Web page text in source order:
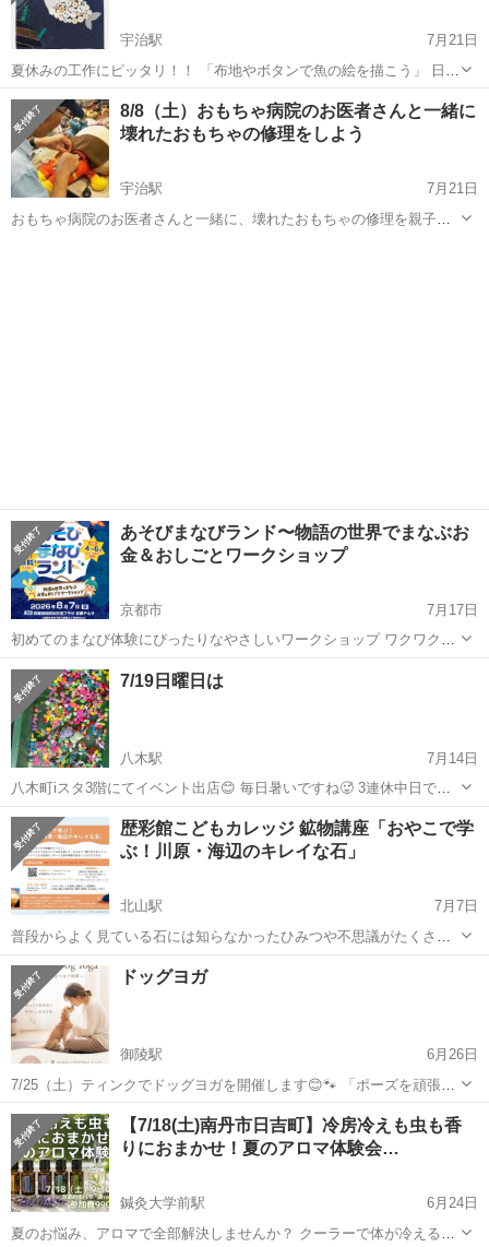
宇治駅
7月21日
夏休みの工作にピッタリ！！ 「布地やボタンで魚の絵を描こう」 日
時：7月26日（日）10時～12時 定員：5組（親子） 参加料：500円 ※
小学生以上対象 教室に空きがあるため、先着順で受付中（0774-...
京都 宇治市 宇治駅 ワークショップ 参加者募集
8/8（土）おもちゃ病院のお医者さんと一緒に
壊れたおもちゃの修理をしよう
宇治駅
7月21日
おもちゃ病院のお医者さんと一緒に、壊れたおもちゃの修理を親子で
あそびまなびランド〜物語の世界でまなぶお
金＆おしごとワークショップ
京都市
7月17日
初めてのまなび体験にぴったりなやさしいワークショップ ワクワク大
好きな年中・年長さん、集まれ！物語の世界でまなびにつながるあそ
びの体験！何か楽しい体験がないかお探しの方、親子であそぶなら少
しでも子どものためになればと思う方...
京都 京都市 ワークショップ
7/19日曜日は
八木駅
7月14日
八木町iスタ3階にてイベント出店😊 毎日暑いですね🥵 3連休中日です
が涼しい屋内で1日お過ごし如何でしょうか？ 外で美味しい食べ物キ
ッチンカーが並び3階では色々な体験やイベント出店者さんが参加され
ますのできっと楽しい時間を😆...
京都 南丹市 八木駅 ワークショップ めだか
歴彩館こどもカレッジ 鉱物講座「おやこで学
ぶ！川原・海辺のキレイな石」
北山駅
7月7日
普段からよく見ている石には知らなかったひみつや不思議がたくさ
ん！ 京都や近畿地方の川原や海辺で実際に探すことができるキレイな
石を通して、みんなで一緒に学びましょう。 後半には、質問コーナー
や自由研究のヒントとなるお話も！...
京都 京都市 北山駅
ドッグヨガ
御陵駅
6月26日
7/25（土）ティンクでドッグヨガを開催します😊🐾 「ポーズを頑張る
場所」ではなく、愛犬とゆっくり向き合いながら、呼吸を合わせ
て、“つながっている感覚”を楽しむ時間です✨ 初めての方や、ヨガ未
経験の方も大歓迎✨ わんち...
京都 京都市 御陵駅 ワークショップ 水素
【7/18(土)南丹市日吉町】冷房冷えも虫も香
りにおまかせ！夏のアロマ体験会…
鍼灸大学前駅
6月24日
夏のお悩み、アロマで全部解決しませんか？ クーラーで体が冷える、